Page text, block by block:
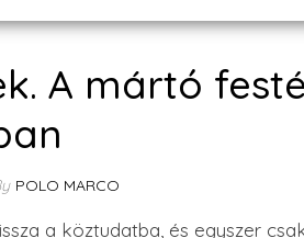
A mártó
POLO MARCO
a köztudatba, és egyszer